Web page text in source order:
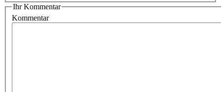
Ihr Kommentar
Kommentar